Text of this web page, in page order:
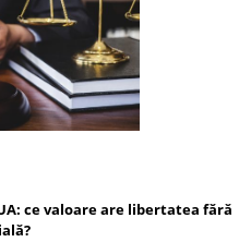
ce valoare are libertatea fără